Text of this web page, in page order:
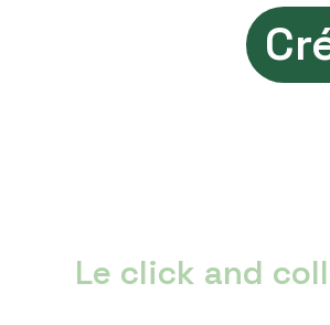
Le click and